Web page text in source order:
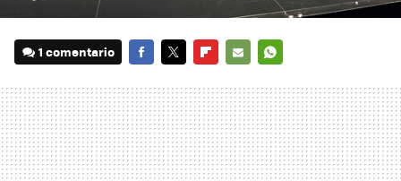
1 comentario
MAIL